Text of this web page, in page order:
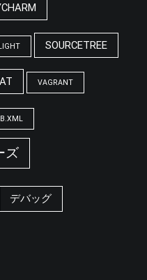
SOURCETREE
VAGRANT
ズ
デバッグ